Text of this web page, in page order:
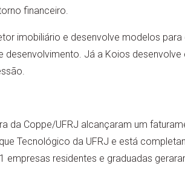
financeiro.
imobiliário e desenvolve modelos
desenvolvimento. Já a Koios
da Coppe/UFRJ alcançaram um
Tecnológico da UFRJ e está
residentes e graduadas